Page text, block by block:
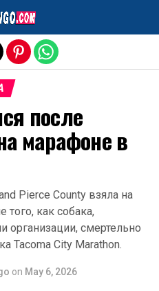
после
марафоне в
Pierce County взяла на
того, как собака,
организации, смертельно
Tacoma City Marathon.
on May 6, 2026
version